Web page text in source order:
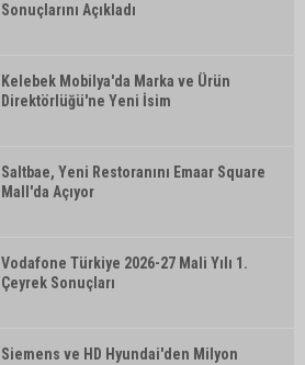
Sonuçlarını Açıkladı
Kelebek Mobilya'da Marka ve Ürün
Direktörlüğü'ne Yeni İsim
Saltbae, Yeni Restoranını Emaar Square
Mall'da Açıyor
Vodafone Türkiye 2026-27 Mali Yılı 1.
Çeyrek Sonuçları
Siemens ve HD Hyundai'den Milyon